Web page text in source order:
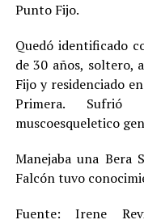
Punto Fijo.
Quedó identificado
de 30 años, soltero,
Fijo y residenciado
Primera. Sufrió
muscoesqueletico
Manejaba una Bera
Falcón tuvo
Fuente: Irene